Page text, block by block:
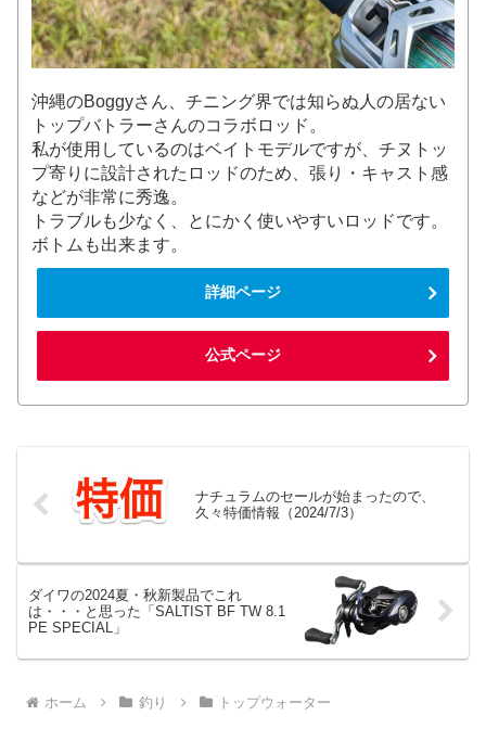
沖縄のBoggyさん、チニング界では知らぬ人の居ない
トップバトラーさんのコラボロッド。
私が使用しているのはベイトモデルですが、チヌトッ
プ寄りに設計されたロッドのため、張り・キャスト感
などが非常に秀逸。
トラブルも少なく、とにかく使いやすいロッドです。
ボトムも出来ます。
詳細ページ
公式ページ
ナチュラムのセールが始まったので、
久々特価情報（2024/7/3）
ダイワの2024夏・秋新製品でこれ
は・・・と思った「SALTIST BF TW 8.1
PE SPECIAL」
ホーム 釣り トップウォーター